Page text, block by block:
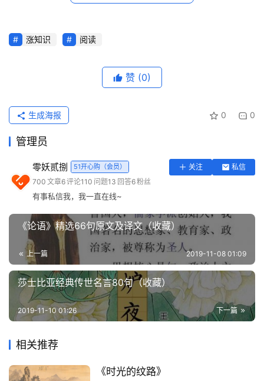
首
日
一
读
用
具
专
区
常
网
址
登录 注册
的，也就是说，前期过得越省心、越偷懒，后期要付出的代
投资孩子，就是投资自己后半生的幸福。本文值得老师和家
提一提，毕竟这是所有父母的终极目标。
涨知识 阅读
赞 (0)
0 0
生成海报
管理员
零妖贰捌 51开心购（会员） 关注
私信
700 文章6评论110 问题13 回答6粉丝
有事私信我，我一直在线~
《论语》精选66句原文及译文（收藏）
上一篇 2019-11-08 01:09
莎士比亚经典传世名言80句（收藏）
下一篇
2019-11-10 01:26
相关推荐
《时光的纹路》